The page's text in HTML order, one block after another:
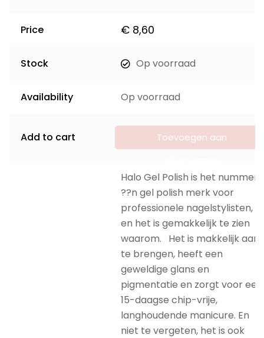
Price € 8,60
Stock Op voorraad
Availability Op voorraad
Add to cart
Toevoegen aan
Halo Gel Polish is het nummer
??n gel polish merk voor
professionele nagelstylisten,
en het is gemakkelijk te zien
waarom. Het is makkelijk aan
te brengen, heeft een
geweldige glans en
pigmentatie en zorgt voor een
15-daagse chip-vrije,
langhoudende manicure. En
niet te vergeten, het is ook